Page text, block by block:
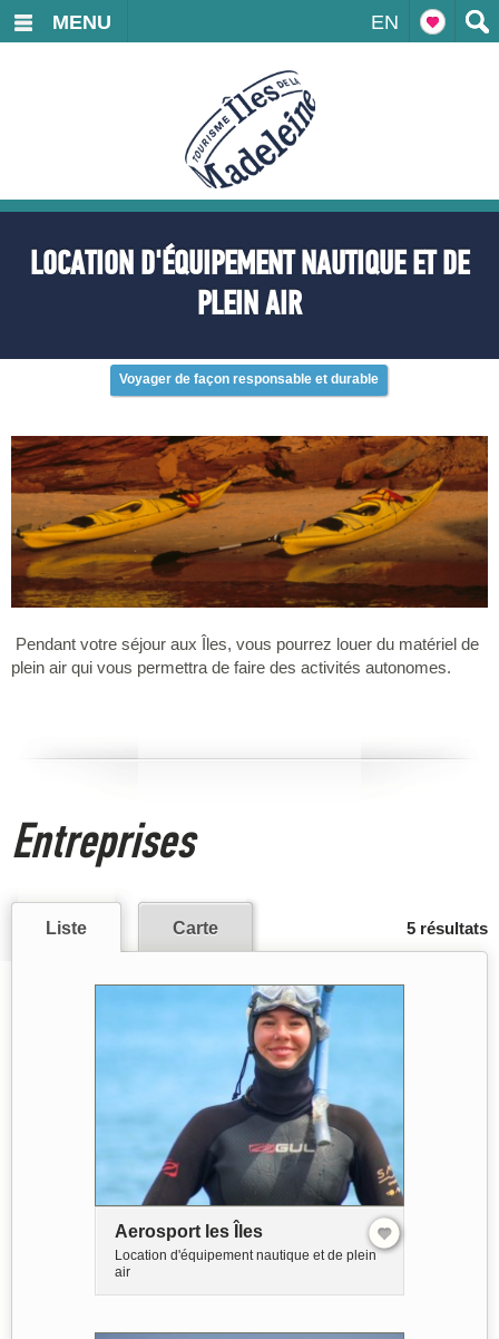
EN
MENU
LOCATION D'ÉQUIPEMENT NAUTIQUE ET DE
PLEIN AIR
Voyager de façon responsable et durable
Pendant votre séjour aux Îles, vous pourrez louer du matériel de
plein air qui vous permettra de faire des activités autonomes.
Entreprises
5 résultats
Liste Carte
Aerosport les Îles
Location d'équipement nautique et de plein
air